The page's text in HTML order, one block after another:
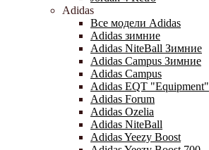
Adidas
Все модели Adidas
Adidas зимние
Adidas NiteBall Зимние
Adidas Campus Зимние
Adidas Campus
Adidas EQT "Equipment"
Adidas Forum
Adidas Ozelia
Adidas NiteBall
Adidas Yeezy Boost